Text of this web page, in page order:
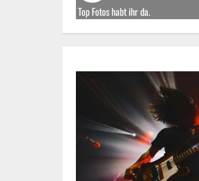
Top Fotos habt ihr da.